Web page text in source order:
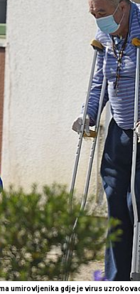
umirovljenika gdje je virus